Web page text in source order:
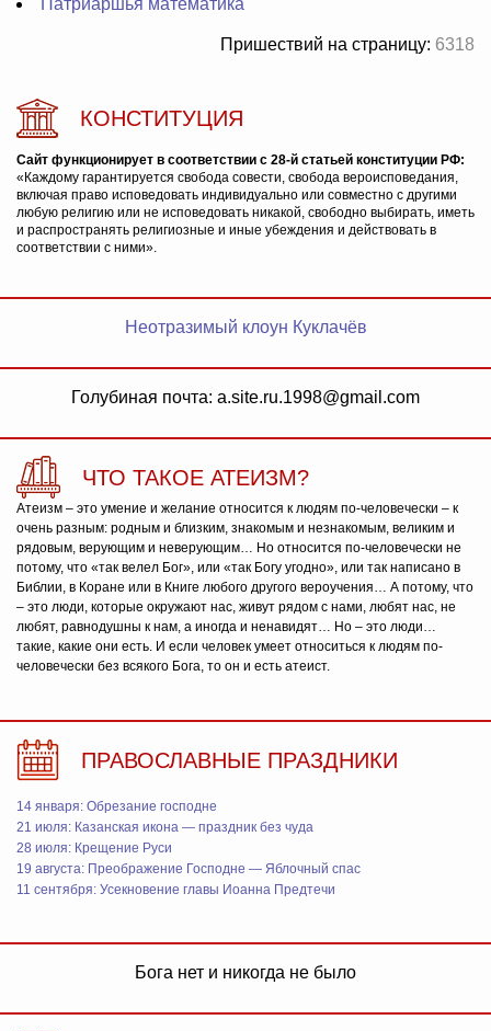
Патриаршья математика
Пришествий на страницу: 6318
КОНСТИТУЦИЯ
Сайт функционирует в соответствии с 28-й статьей конституции РФ:
«Каждому гарантируется свобода совести, свобода вероисповедания,
включая право исповедовать индивидуально или совместно с другими
любую религию или не исповедовать никакой, свободно выбирать, иметь
и распространять религиозные и иные убеждения и действовать в
соответствии с ними».
Неотразимый клоун Куклачёв
Голубиная почта: a.site.ru.1998@gmail.com
ЧТО ТАКОЕ АТЕИЗМ?
Атеизм – это умение и желание относится к людям по-человечески – к
очень разным: родным и близким, знакомым и незнакомым, великим и
рядовым, верующим и неверующим… Но относится по-человечески не
потому, что «так велел Бог», или «так Богу угодно», или так написано в
Библии, в Коране или в Книге любого другого вероучения… А потому, что
– это люди, которые окружают нас, живут рядом с нами, любят нас, не
любят, равнодушны к нам, а иногда и ненавидят… Но – это люди…
такие, какие они есть. И если человек умеет относиться к людям по-
человечески без всякого Бога, то он и есть атеист.
ПРАВОСЛАВНЫЕ ПРАЗДНИКИ
14 января: Обрезание господне
21 июля: Казанская икона — праздник без чуда
28 июля: Крещение Руси
19 августа: Преображение Господне — Яблочный спас
11 сентября: Усекновение главы Иоанна Предтечи
Бога нет и никогда не было